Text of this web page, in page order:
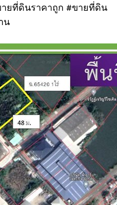
ยที่ดินราคาถูก #ขายที่ดิน
น